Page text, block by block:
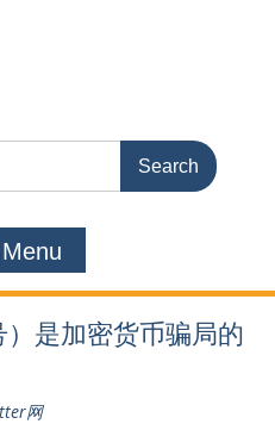
Menu
是加密货币骗局的
网